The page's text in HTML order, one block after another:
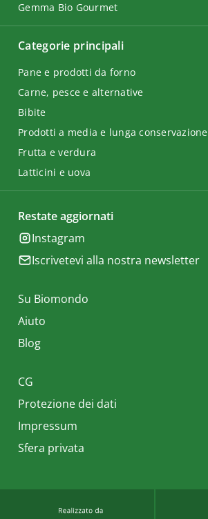
Categorie principali
Pane e prodotti da forno
Carne, pesce e alternative
Bibite
Prodotti a media e lunga conservazione
Frutta e verdura
Latticini e uova
Gemma Bio Gourmet
Restate aggiornati
Instagram
Iscrivetevi alla nostra newsletter
Su Biomondo
Aiuto
Blog
CG
Protezione dei dati
Impressum
Sfera privata